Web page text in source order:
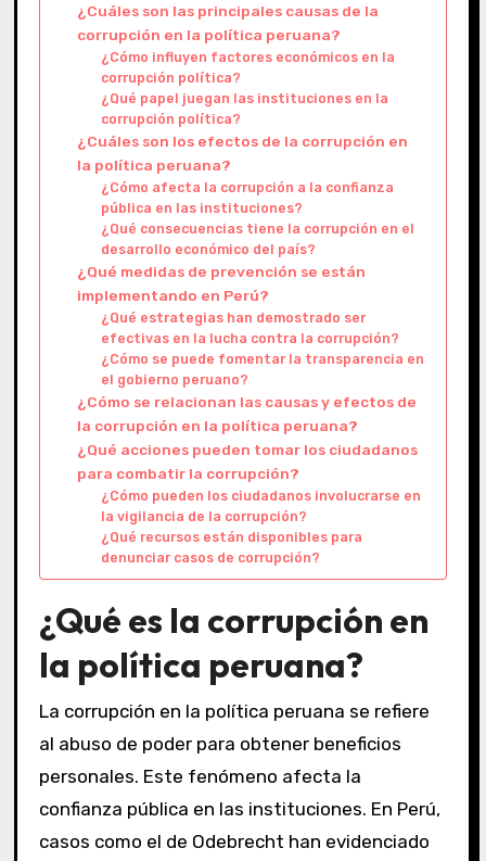
¿Cuáles son las principales causas de la
corrupción en la política peruana?
¿Cómo influyen factores económicos en la
corrupción política?
¿Qué papel juegan las instituciones en la
corrupción política?
¿Cuáles son los efectos de la corrupción en
la política peruana?
¿Cómo afecta la corrupción a la confianza
pública en las instituciones?
¿Qué consecuencias tiene la corrupción en el
desarrollo económico del país?
¿Qué medidas de prevención se están
implementando en Perú?
¿Qué estrategias han demostrado ser
efectivas en la lucha contra la corrupción?
¿Cómo se puede fomentar la transparencia en
el gobierno peruano?
¿Cómo se relacionan las causas y efectos de
la corrupción en la política peruana?
¿Qué acciones pueden tomar los ciudadanos
para combatir la corrupción?
¿Cómo pueden los ciudadanos involucrarse en
la vigilancia de la corrupción?
¿Qué recursos están disponibles para
denunciar casos de corrupción?
¿Qué es la corrupción en
la política peruana?
La corrupción en la política peruana se refiere
al abuso de poder para obtener beneficios
personales. Este fenómeno afecta la
confianza pública en las instituciones. En Perú,
casos como el de Odebrecht han evidenciado